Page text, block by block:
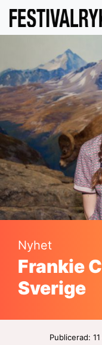
Nyhet
Frankie
Sverige
Publicerad: